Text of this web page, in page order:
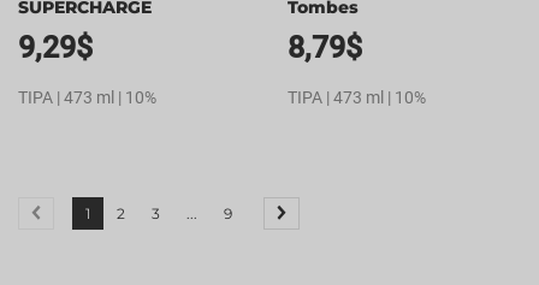
SUPERCHARGE
9,29$
TIPA | 473 ml | 10%
Tombes
8,79$
TIPA | 473 ml | 10%
1 2 3 ... 9